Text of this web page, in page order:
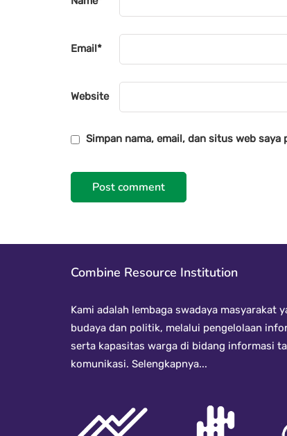
Email*
Website
Simpan nama, email, dan situs web
Combine Resource Institution
Kami adalah lembaga swadaya
budaya dan politik, melalui pengelolaan
serta kapasitas warga di bidang informasi
komunikasi. Selengkapnya...